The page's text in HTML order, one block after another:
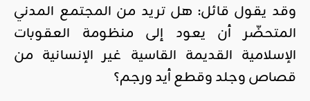
وقد يقول قائل: هل تريد من المجتمع المدني
المتحضّر أن يعود إلى منظومة العقوبات
الإسلامية القديمة القاسية غير الإنسانية من
قصاص وجلد وقطع أيد ورجم؟